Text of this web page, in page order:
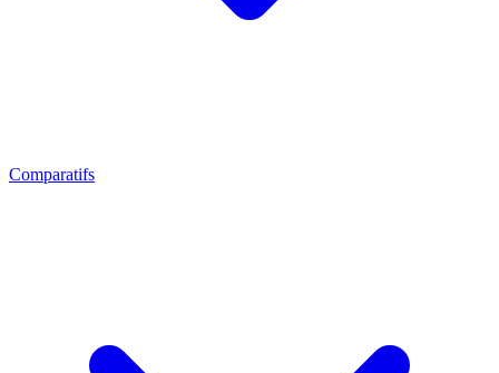
Comparatifs